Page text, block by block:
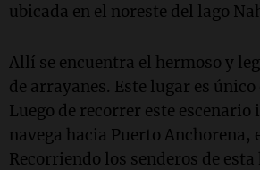
ubicada en el noreste del lago
Allí se encuentra el hermoso y
de arrayanes. Este lugar es único
Luego de recorrer este escenario
navega hacia Puerto Anchorena,
Recorriendo los senderos de